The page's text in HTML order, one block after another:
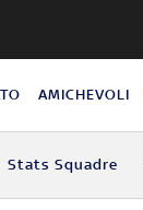
AMICHEVOLI
Stats Squadre